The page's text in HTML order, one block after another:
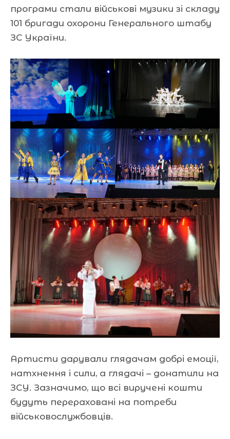
програми стали військові музики зі складу
101 бригади охорони Генерального штабу
ЗС України.
Артисти дарували глядачам добрі емоції,
натхнення і сили, а глядачі – донатили на
ЗСУ. Зазначимо, що всі виручені кошти
будуть перераховані на потреби
військовослужбовців.